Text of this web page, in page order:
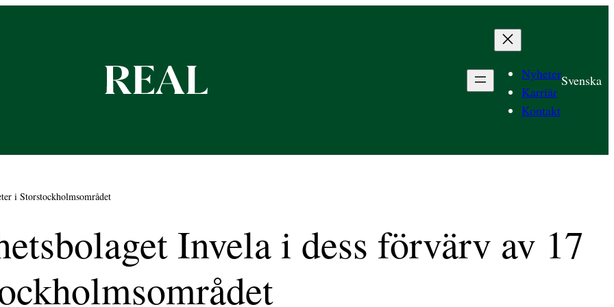
Nyheter
Karriär
Kontakt
Svenska
i Storstockholmsområdet
Invela i dess förvärv av 17